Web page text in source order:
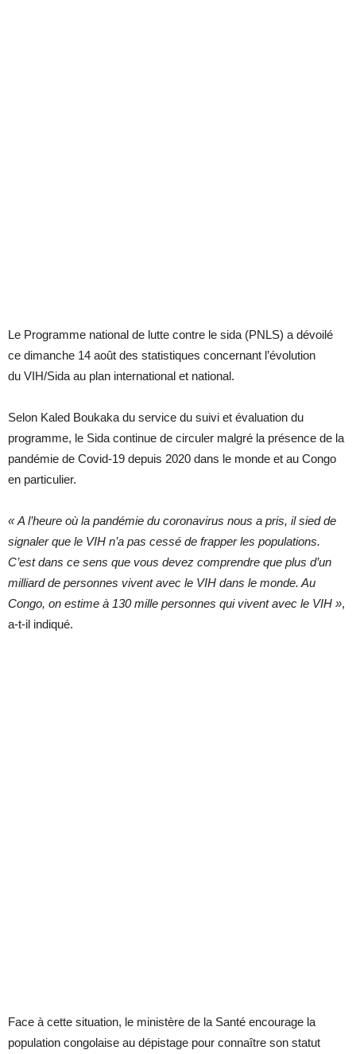
Le Programme national de lutte contre le sida (PNLS) a dévoilé
ce dimanche 14 août des statistiques concernant l’évolution
du VIH/Sida au plan international et national.
Selon Kaled Boukaka du service du suivi et évaluation du
programme, le Sida continue de circuler malgré la présence de la
pandémie de Covid-19 depuis 2020 dans le monde et au Congo
en particulier.
« A l’heure où la pandémie du coronavirus nous a pris, il sied de
signaler que le VIH n’a pas cessé de frapper les populations.
C’est dans ce sens que vous devez comprendre que plus d’un
milliard de personnes vivent avec le VIH dans le monde. Au
Congo, on estime à 130 mille personnes qui vivent avec le VIH »,
a-t-il indiqué.
Face à cette situation, le ministère de la Santé encourage la
population congolaise au dépistage pour connaître son statut